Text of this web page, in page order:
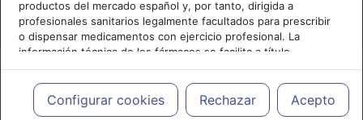
Cancelar
productos del mercado español y, por tanto, dirigida a
profesionales sanitarios legalmente facultados para prescribir
o dispensar medicamentos con ejercicio profesional. La
información técnica de los fármacos se facilita a título
meramente informativo, siendo responsabilidad de los
profesionales facultados prescribir medicamentos y decidir, en
cada caso concreto, el tratamiento más adecuado a las
necesidades del paciente.
Configurar cookies Rechazar Acepto